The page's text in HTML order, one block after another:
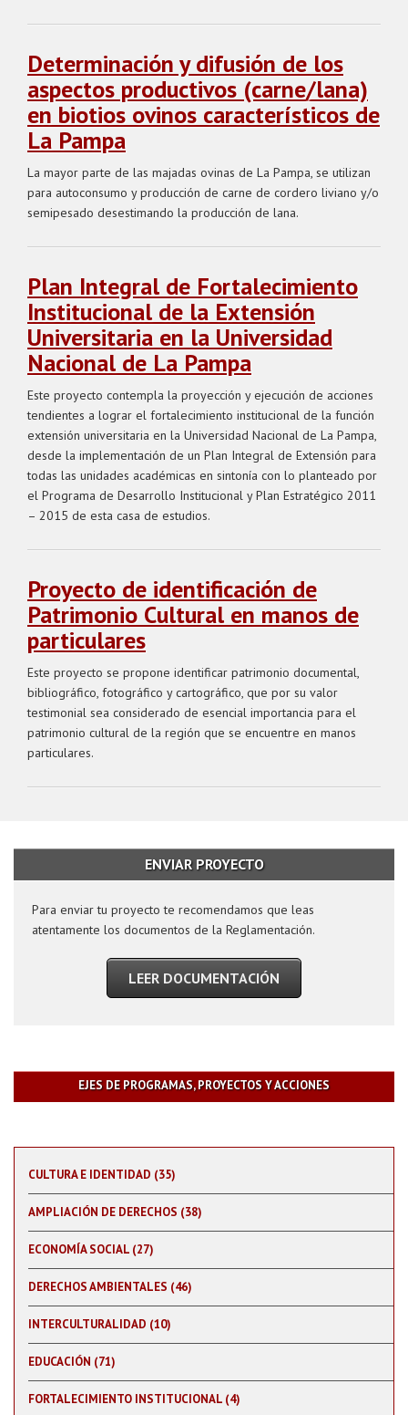
Determinación y difusión de los
aspectos productivos (carne/lana)
en biotios ovinos característicos de
La Pampa
La mayor parte de las majadas ovinas de La Pampa, se utilizan
para autoconsumo y producción de carne de cordero liviano y/o
semipesado desestimando la producción de lana.
Plan Integral de Fortalecimiento
Institucional de la Extensión
Universitaria en la Universidad
Nacional de La Pampa
Este proyecto contempla la proyección y ejecución de acciones
tendientes a lograr el fortalecimiento institucional de la función
extensión universitaria en la Universidad Nacional de La Pampa,
desde la implementación de un Plan Integral de Extensión para
todas las unidades académicas en sintonía con lo planteado por
el Programa de Desarrollo Institucional y Plan Estratégico 2011
– 2015 de esta casa de estudios.
Proyecto de identificación de
Patrimonio Cultural en manos de
particulares
Este proyecto se propone identificar patrimonio documental,
bibliográfico, fotográfico y cartográfico, que por su valor
testimonial sea considerado de esencial importancia para el
patrimonio cultural de la región que se encuentre en manos
particulares.
ENVIAR PROYECTO
Para enviar tu proyecto te recomendamos que leas
atentamente los documentos de la Reglamentación.
LEER DOCUMENTACIÓN
EJES DE PROGRAMAS, PROYECTOS Y ACCIONES
CULTURA E IDENTIDAD (35)
AMPLIACIÓN DE DERECHOS (38)
ECONOMÍA SOCIAL (27)
DERECHOS AMBIENTALES (46)
INTERCULTURALIDAD (10)
EDUCACIÓN (71)
FORTALECIMIENTO INSTITUCIONAL (4)